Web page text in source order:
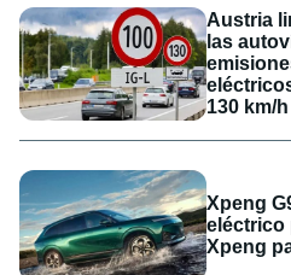
Austria
las
130 km/h
Xpeng
eléctrico
Xpeng